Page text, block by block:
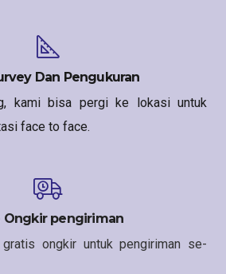
Dan Pengukuran
kami bisa pergi ke lokasi untuk
face to face.
Ongkir pengiriman
gratis ongkir untuk pengiriman se-